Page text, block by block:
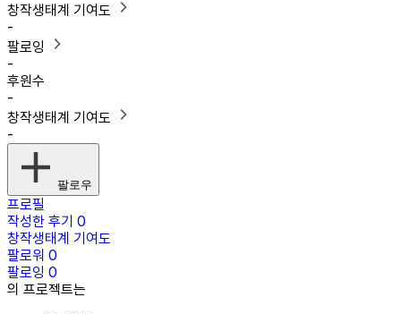
창작생태계 기여도
-
팔로잉
-
후원수
-
창작생태계 기여도
-
팔로우
프로필
작성한 후기 0
창작생태계 기여도
팔로워 0
팔로잉 0
의 프로젝트는